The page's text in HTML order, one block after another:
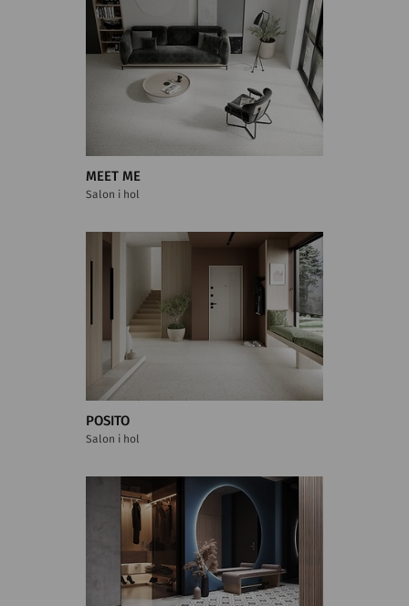
MEET ME
Salon i hol
POSITO
Salon i hol